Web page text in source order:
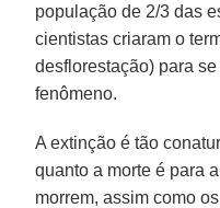
população de 2/3 das
cientistas criaram o
desflorestação) para
fenômeno.
A extinção é tão
quanto a morte é para
morrem, assim como